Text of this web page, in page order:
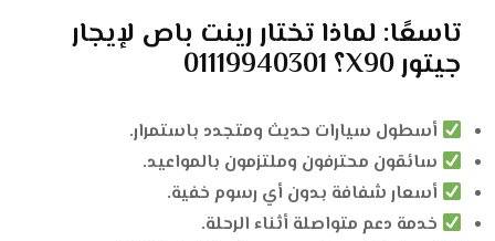
تاسعًا: لماذا تختار رينت باص لإيجار
جيتور X90؟ 01119940301
أسطول سيارات حديث ومتجدد باستمرار.
سائقون محترفون وملتزمون بالمواعيد.
أسعار شفافة بدون أي رسوم خفية.
خدمة دعم متواصلة أثناء الرحلة.